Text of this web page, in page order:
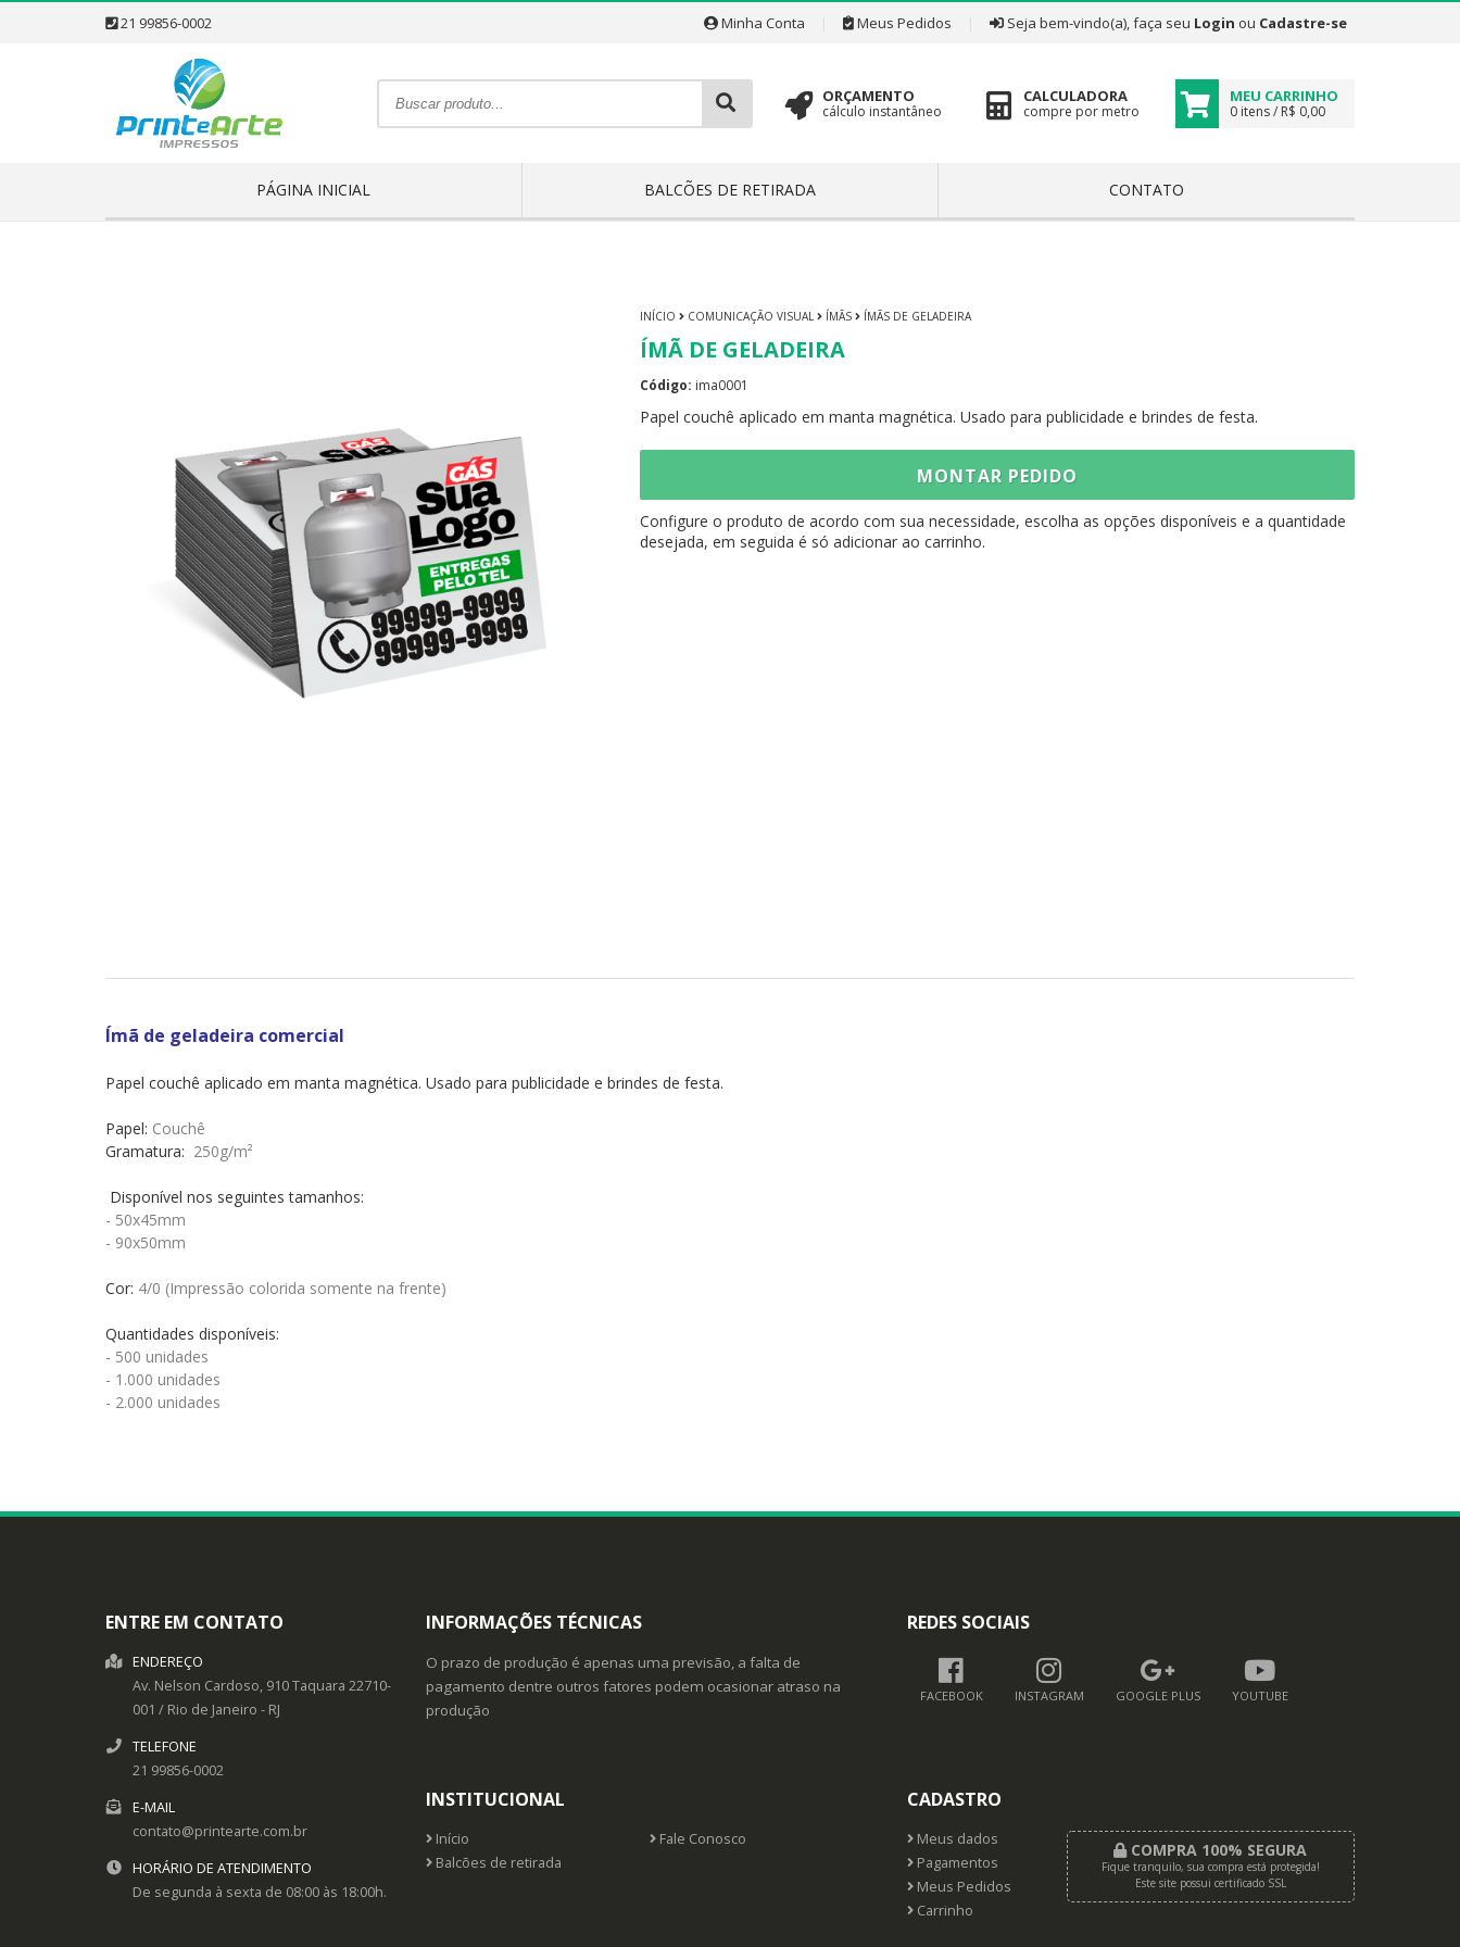
21 99856-0002 Minha Conta Meus Pedidos Seja bem-vindo(a), faça seu Login ou Cadastre-se
ORÇAMENTO
cálculo instantâneo
CALCULADORA
compre por metro
MEU CARRINHO
0 itens / R$ 0,00
PÁGINA INICIAL BALCÕES DE RETIRADA CONTATO
INÍCIO COMUNICAÇÃO VISUAL ÍMÃS ÍMÃS DE GELADEIRA
ÍMÃ DE GELADEIRA
Código: ima0001
Papel couchê aplicado em manta magnética. Usado para publicidade e brindes de festa.
MONTAR PEDIDO
Configure o produto de acordo com sua necessidade, escolha as opções disponíveis e a quantidade
desejada, em seguida é só adicionar ao carrinho.
Ímã de geladeira comercial
Papel couchê aplicado em manta magnética. Usado para publicidade e brindes de festa.
Papel: Couchê
Gramatura: 250g/m²
Disponível nos seguintes tamanhos:
- 50x45mm
- 90x50mm
Cor: 4/0 (Impressão colorida somente na frente)
Quantidades disponíveis:
- 500 unidades
- 1.000 unidades
- 2.000 unidades
ENTRE EM CONTATO
ENDEREÇO
Av. Nelson Cardoso, 910Taquara 22710-
001 / Rio de Janeiro - RJ
TELEFONE
21 99856-0002
E-MAIL
contato@printearte.com.br
HORÁRIO DE ATENDIMENTO
De segunda à sexta de 08:00 às 18:00h.
INFORMAÇÕES TÉCNICAS
O prazo de produção é apenas uma previsão, a falta de
pagamento dentre outros fatores podem ocasionar atraso na
produção
REDES SOCIAIS
FACEBOOK INSTAGRAM GOOGLE PLUS YOUTUBE
INSTITUCIONAL
Início
Fale Conosco
Balcões de retirada
CADASTRO
Meus dados
Pagamentos
Meus Pedidos
Carrinho
COMPRA 100% SEGURA
Fique tranquilo, sua compra está protegida!
Este site possui certificado SSL